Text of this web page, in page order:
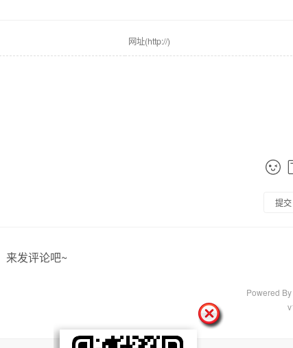
提交
来发评论吧~
Powered By